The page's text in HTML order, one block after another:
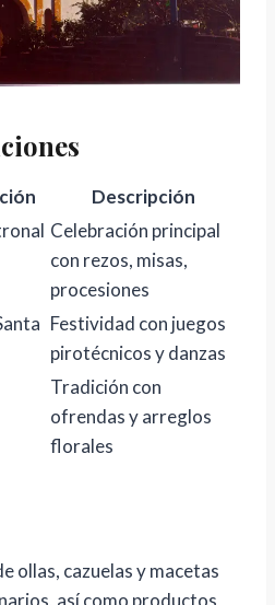
Descripción
Celebración principal
con rezos, misas,
procesiones
Festividad con juegos
pirotécnicos y danzas
Tradición con
ofrendas y arreglos
florales
ollas, cazuelas y macetas
así como productos